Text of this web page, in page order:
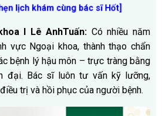
lịch khám cùng bác sĩ Hốt]
I Lê AnhTuấn: Có nhiều năm
vực Ngoại khoa, thành thạo chẩn
bệnh lý hậu môn – trực tràng bằng
đại. Bác sĩ luôn tư vấn kỹ lưỡng,
trị và hồi phục của người bệnh.